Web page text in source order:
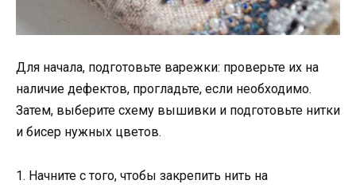
Для начала, подготовьте варежки: проверьте их на
наличие дефектов, прогладьте, если необходимо.
Затем, выберите схему вышивки и подготовьте нитки
и бисер нужных цветов.
1. Начните с того, чтобы закрепить нить на